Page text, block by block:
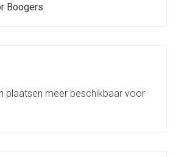
Boogers
plaatsen meer beschikbaar voor